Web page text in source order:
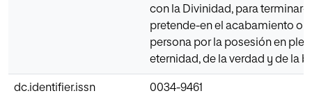
con la Divinidad, para terminar-
pretende-en el acabamiento
persona por la posesión en
eternidad, de la verdad y de la
dc.identifier.issn 0034-9461